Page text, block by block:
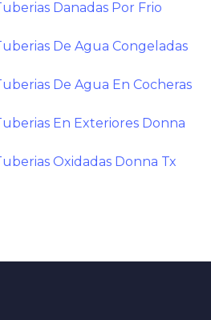
Danadas Por Frio
De Agua Congeladas
De Agua En Cocheras
En Exteriores Donna
Oxidadas Donna Tx